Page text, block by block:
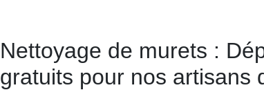
Nettoyage de murets :
gratuits pour nos artisans